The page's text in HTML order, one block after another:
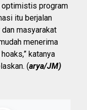
optimistis program
itu berjalan
dan masyarakat
menerima
katanya
(arya/JM)